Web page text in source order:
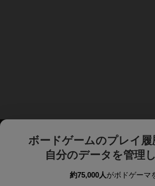
ボードゲームのプレイ履
自分のデータを管理
約75,000人がボドゲーマ